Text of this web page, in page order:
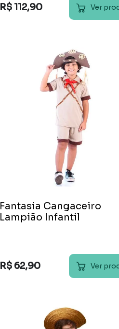
R$ 112,90 Ver
Fantasia Cangaceiro
Lampião Infantil
R$ 62,90 Ver